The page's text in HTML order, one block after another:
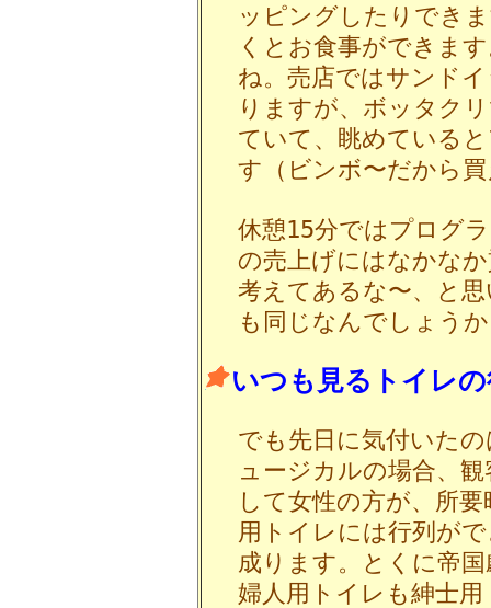
ッピングしたりでき
くとお食事ができま
ね。売店ではサンド
りますが、ボッタク
ていて、眺めている
す（ビンボ〜だから
休憩15分ではプログ
の売上げにはなかな
考えてあるな〜、と
も同じなんでしょう
いつも見るトイレ
でも先日に気付いた
ュージカルの場合、
して女性の方が、所
用トイレには行列が
成ります。とくに帝
婦人用トイレも紳士